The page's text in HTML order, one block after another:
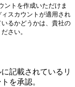
ントを作成いただけま
スカウントが適用され
るかどうかは、貴社の
さい。
記載されているリ
を承認。